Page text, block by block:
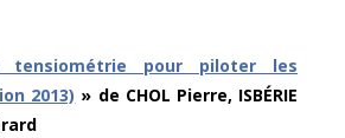
tensiométrie pour piloter les
2013) » de CHOL Pierre, ISBÉRIE